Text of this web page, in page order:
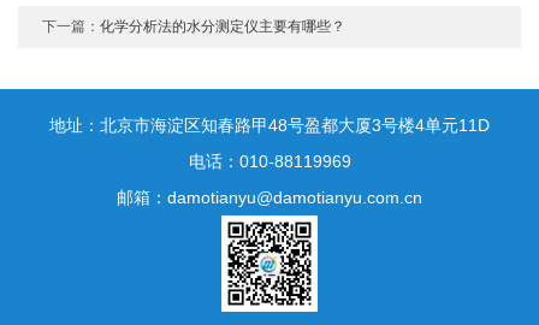
下一篇：化学分析法的水分测定仪主要有哪些？
地址：北京市海淀区知春路甲48号盈都大厦3号楼4单元11D
电话：010-88119969
邮箱：damotianyu@damotianyu.com.cn